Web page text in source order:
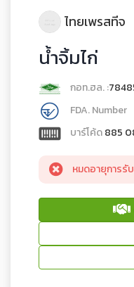
ไทยเพรสทีจ
น้ำจิ้มไก่
กอท.ฮล. :
FDA. Number
บาร์โค้ด885
หมดอายุการรั